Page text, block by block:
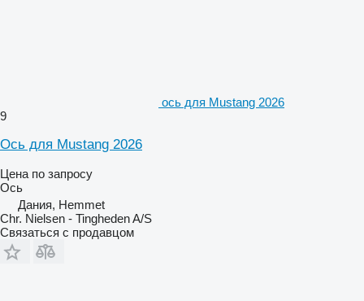
ось для Mustang 2026
9
Ось для Mustang 2026
Цена по запросу
Ось
Дания, Hemmet
Chr. Nielsen - Tingheden A/S
Связаться с продавцом